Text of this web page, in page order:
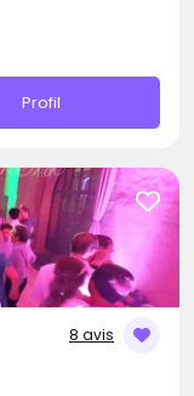
Profil
8 avis